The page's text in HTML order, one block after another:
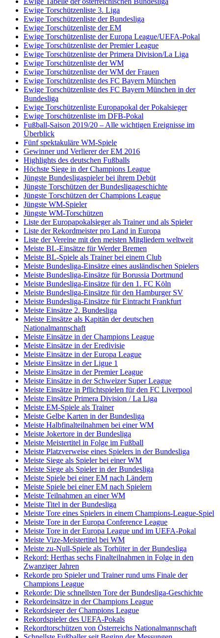
Ewige Torschützenliste 3. Liga
Ewige Torschützenliste der Bundesliga
Ewige Torschützenliste der EM
Ewige Torschützenliste der Europa League/UEFA-Pokal
Ewige Torschützenliste der Premier League
Ewige Torschützenliste der Primera Division/La Liga
Ewige Torschützenliste der WM
Ewige Torschützenliste der WM der Frauen
Ewige Torschützenliste des FC Bayern München
Ewige Torschützenliste des FC Bayern München in der
Bundesliga
Ewige Torschützenliste Europapokal der Pokalsieger
Ewige Torschützenliste im DFB-Pokal
Fußball-Saison 2019/20 – Alle wichtigen Ereignisse im
Überblick
Fünf spektakuläre WM-Spiele
Gewinner und Verlierer der EM 2016
Highlights des deutschen Fußballs
Höchste Siege in der Champions League
Jüngste Bundesligaspieler bei ihrem Debüt
Jüngste Torschützen der Bundesligageschichte
Jüngste Torschützen der Champions League
Jüngste WM-Spieler
Jüngste WM-Torschützen
Liste der Europapokalsieger als Trainer und als Spieler
Liste der Rekordmeister pro Land in Europa
Liste der Vereine mit den meisten Mitgliedern weltweit
Meiste BL-Einsätze für Werder Bremen
Meiste BL-Spiele als Trainer bei einem Club
Meiste Bundesliga-Einsätze eines ausländischen Spielers
Meiste Bundesliga-Einsätze für Borussia Dortmund
Meiste Bundesliga-Einsätze für den 1. FC Köln
Meiste Bundesliga-Einsätze für den Hamburger SV
Meiste Bundesliga-Einsätze für Eintracht Frankfurt
Meiste Einsätze 2. Bundesliga
Meiste Einsätze als Kapitän der deutschen
Nationalmannschaft
Meiste Einsätze in der Champions League
Meiste Einsätze in der Eredivisie
Meiste Einsätze in der Europa League
Meiste Einsätze in der Ligue 1
Meiste Einsätze in der Premier League
Meiste Einsätze in der Schweizer Super League
Meiste Einsätze in Pflichtspielen für den FC Liverpool
Meiste Einsätze Primera Division / La Liga
Meiste EM-Spiele als Trainer
Meiste Gelbe Karten in der Bundesliga
Meiste Halbfinalteilnahmen bei einer WM
Meiste Jokertore in der Bundesliga
Meiste Meistertitel in Folge im Fußball
Meiste Platzverweise eines Spielers in der Bundesliga
Meiste Siege als Spieler bei einer WM
Meiste Siege als Spieler in der Bundesliga
Meiste Spiele bei einer EM nach Ländern
Meiste Spiele bei einer EM nach Spielern
Meiste Teilnahmen an einer WM
Meiste Titel in der Bundesliga
Meiste Tore eines Spielers in einem Champions-League-Spiel
Meiste Tore in der Europa Conference League
Meiste Tore in der Europa League und im UEFA-Pokal
Meiste Vize-Meistertitel bei WM
Meiste zu-Null-Spiele als Torhüter in der Bundesliga
Rekord: Herthas sechs Finalteilnahmen in Folge in den
Zwanziger Jahren
Rekorde pro Spieler und Trainer rund ums Finale der
Champions League
Rekorde: Die schnellsten Tore der Bundesliga-Geschichte
Rekordeinsätze in der Champions League
Rekordsieger der Champions League
Rekordspieler des UEFA-Pokals
Rekordtorschützen von Österreichs Nationalmannschaft